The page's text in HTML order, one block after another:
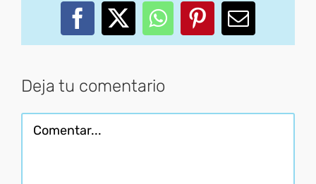
Facebook
X WhatsApp
PinterestCorreo
Deja tu comentario
Comentar